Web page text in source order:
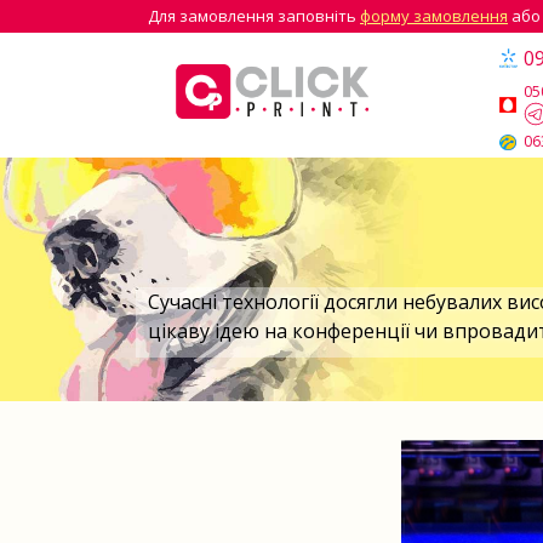
Для замовлення заповніть форму замовлення
Сучасні технології досягли небувалих
цікаву ідею на конференції чи